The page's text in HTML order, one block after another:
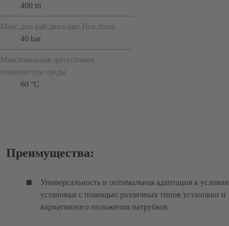
400 m
Макс.доп.раб.давл.нап.Пок.типа
40 bar
Максимальная допустимая
температура среды
60 °C
Преимущества:
Универсальность и оптимальная адаптация к
установки с помощью различных типов установки и
вариативного положения патрубков